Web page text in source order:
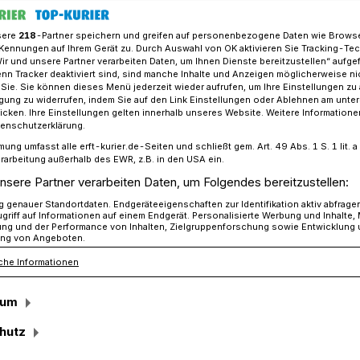
Grevenbroich nach 7,5 Stunden erfolgreich: Abgestürztes
7,5 Stunden erfolgreich
Katzenkind
Stunden kämpften Einsatzkräfte
der Nacht auf Dienstag, um das
in eine Zwangslage geratenen
am Morgen gelang die Rettung des
Dafür mussten die Wehrleute
218-Partner speichern und greifen auf personenbezogene Daten wie
auf Ihrem Gerät zu. Durch Auswahl von OK aktivieren Sie Tracking-
und unsere Partner verarbeiten Daten, um Ihnen Dienste bereitzustellen“
Tracker deaktiviert sind, sind manche Inhalte und Anzeigen möglicherweise
Sie können dieses Menü jederzeit wieder aufrufen, um Ihre Einstellungen zu
zu widerrufen, indem Sie auf den Link Einstellungen oder Ablehnen am
Ihre Einstellungen gelten innerhalb unseres Website. Weitere
umfasst alle erft-kurier.de-Seiten und schließt gem. Art. 49 Abs. 1 S. 1 lit. a
außerhalb des EWR, z.B. in den USA ein.
Partner verarbeiten Daten, um Folgendes bereitzustellen:
genauer Standortdaten. Endgeräteeigenschaften zur Identifikation aktiv
auf Informationen auf einem Endgerät. Personalisierte Werbung und Inhalte,
und der Performance von Inhalten, Zielgruppenforschung sowie Entwicklung
von Angeboten.
Informationen